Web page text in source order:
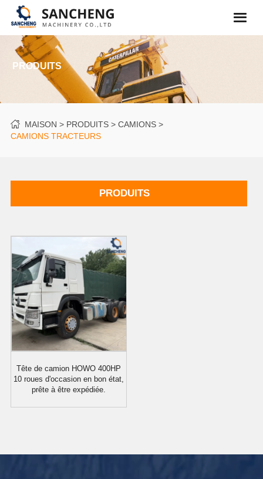
PRODUITS
MAISON PRODUITS
CAMIONS
CAMIONS TRACTEURS
PRODUITS
Tête de camion HOWO 400HP
10 roues d'occasion en bon état,
prête à être expédiée.